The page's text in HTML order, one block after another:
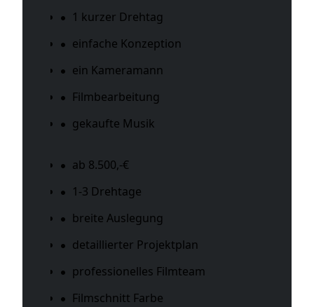
1 kurzer Drehtag
einfache Konzeption
ein Kameramann
Filmbearbeitung
gekaufte Musik
ab 8.500,-€
1-3 Drehtage
breite Auslegung
detaillierter Projektplan
professionelles Filmteam
Filmschnitt Farbe